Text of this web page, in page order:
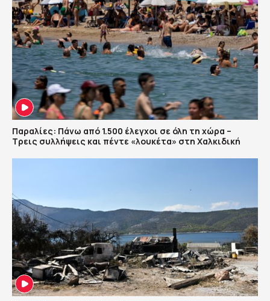
Παραλίες: Πάνω από 1.500 έλεγχοι σε όλη τη χώρα –
Τρεις συλλήψεις και πέντε «λουκέτα» στη Χαλκιδική